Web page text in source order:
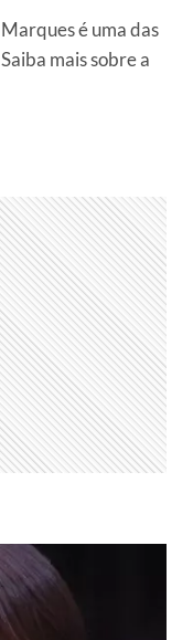
é uma das
mais sobre a